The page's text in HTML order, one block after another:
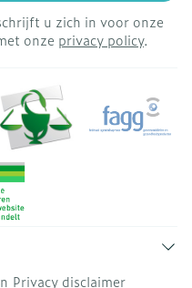
u zich in voor onze
onze privacy policy.
Privacy disclaimer